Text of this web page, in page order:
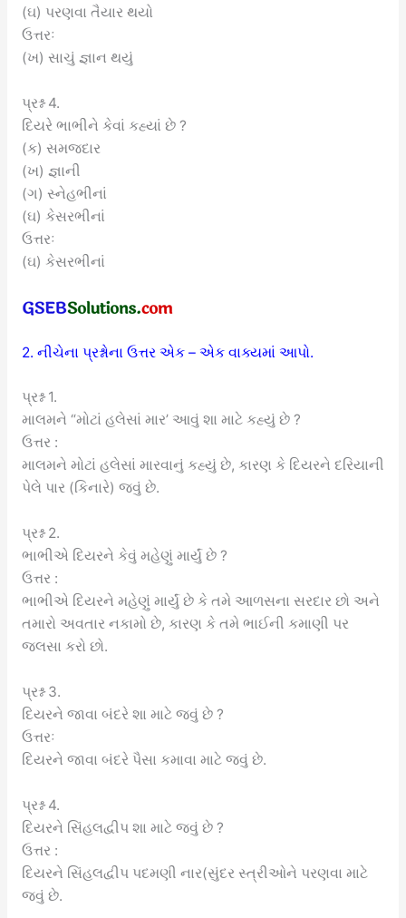
(ઘ) પરણવા તૈયાર થયો
ઉત્તરઃ
(ખ) સાચું જ્ઞાન થયું
પ્રશ્ન 4.
દિયરે ભાભીને કેવાં કહ્યાં છે ?
(ક) સમજદાર
(ખ) જ્ઞાની
(ગ) સ્નેહભીનાં
(ઘ) કેસરભીનાં
ઉત્તરઃ
(ઘ) કેસરભીનાં
2. નીચેના પ્રશ્નોના ઉત્તર એક – એક વાક્યમાં આપો.
પ્રશ્ન 1.
માલમને “મોટાં હલેસાં માર’ આવું શા માટે કહ્યું છે ?
ઉત્તર :
માલમને મોટાં હલેસાં મારવાનું કહ્યું છે, કારણ કે દિયરને દરિયાની
પેલે પાર (કિનારે) જવું છે.
પ્રશ્ન 2.
ભાભીએ દિયરને કેવું મહેણું માર્યું છે ?
ઉત્તર :
ભાભીએ દિયરને મહેણું માર્યું છે કે તમે આળસના સરદાર છો અને
તમારો અવતાર નકામો છે, કારણ કે તમે ભાઈની કમાણી પર
જલસા કરો છો.
પ્રશ્ન 3.
દિયરને જાવા બંદરે શા માટે જવું છે ?
ઉત્તરઃ
દિયરને જાવા બંદરે પૈસા કમાવા માટે જવું છે.
પ્રશ્ન 4.
દિયરને સિંહલદ્વીપ શા માટે જવું છે ?
ઉત્તર :
દિયરને સિંહલદ્વીપ પદમણી નાર(સુંદર સ્ત્રીઓને પરણવા માટે
જવું છે.